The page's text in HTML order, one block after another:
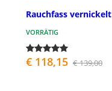
Rauchfass vernickelt
VORRÄTIG
€ 118,15 € 139,00